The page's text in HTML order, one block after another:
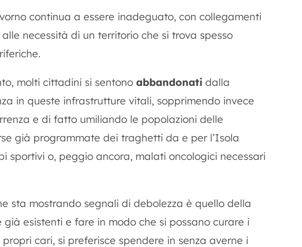
continua a essere inadeguato, con collegamenti
necessità di un territorio che si trova spesso
molti cittadini si sentono abbandonati dalla
in queste infrastrutture vitali, sopprimendo invece
e di fatto umiliando le popolazioni delle
già programmate dei traghetti da e per l’Isola
sportivi o, peggio ancora, malati oncologici necessari
sta mostrando segnali di debolezza è quello della
esistenti e fare in modo che si possano curare i
cari, si preferisce spendere in senza averne i